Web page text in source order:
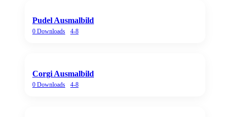
Pudel Ausmalbild
0 Downloads 4-8
Corgi Ausmalbild
0 Downloads 4-8